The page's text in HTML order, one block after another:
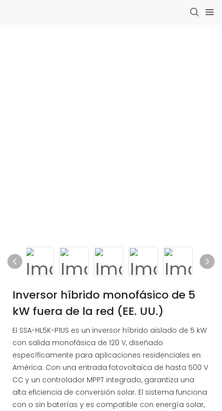
Inversor híbrido monofásico de 5
kW fuera de la red (EE. UU.)
El SSA-HL5K-P1US es un inversor híbrido aislado de 5 kW
con salida monofásica de 120 V, diseñado
específicamente para aplicaciones residenciales en
América. Con una entrada fotovoltaica de hasta 500 V
CC y un controlador MPPT integrado, garantiza una
alta eficiencia de conversión solar. El sistema funciona
con o sin baterías y es compatible con energía solar,